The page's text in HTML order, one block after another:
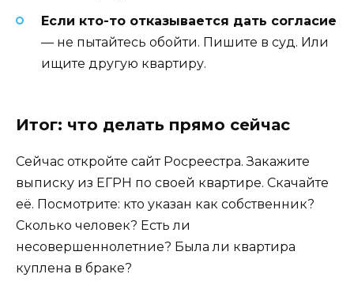
Если кто-то отказывается дать согласие
— не пытайтесь обойти. Пишите в суд. Или
ищите другую квартиру.
Итог: что делать прямо сейчас
Сейчас откройте сайт Росреестра. Закажите
выписку из ЕГРН по своей квартире. Скачайте
её. Посмотрите: кто указан как собственник?
Сколько человек? Есть ли
несовершеннолетние? Была ли квартира
куплена в браке?